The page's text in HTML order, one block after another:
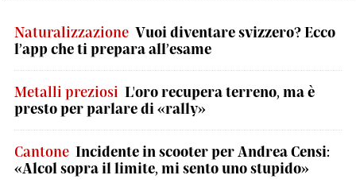
Naturalizzazione Vuoi diventare svizzero? Ecco
l’app che ti prepara all’esame
Metalli preziosi L'oro recupera terreno, ma è
presto per parlare di «rally»
Cantone Incidente in scooter per Andrea Censi:
«Alcol sopra il limite, mi sento uno stupido»